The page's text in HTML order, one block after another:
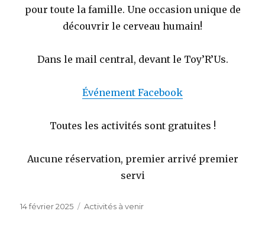
pour toute la famille. Une occasion unique de
découvrir le cerveau humain!
Dans le mail central, devant le Toy’R’Us.
Événement Facebook
Toutes les activités sont gratuites !
Aucune réservation, premier arrivé premier
servi
Publié
14 février 2025 Catégories
Activités à venir